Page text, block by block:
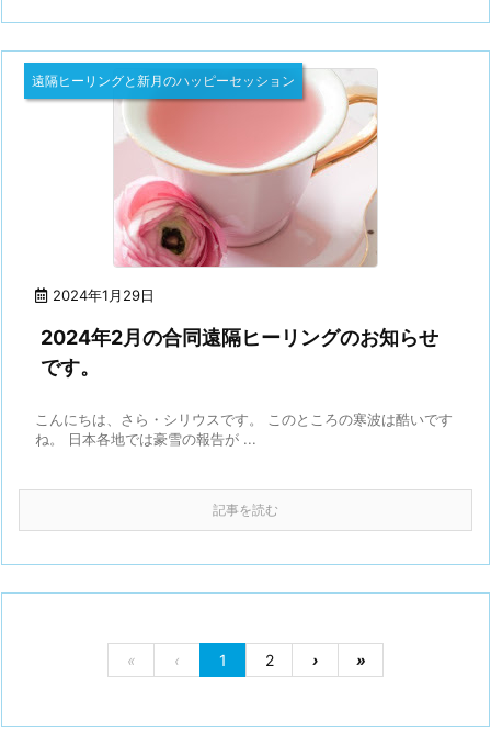
2024年1月29日
遠隔ヒーリングと新月のハッピーセッション
2024年2月の合同遠隔ヒーリングのお知らせ
です。
こんにちは、さら・シリウスです。 このところの寒波は酷いです
ね。 日本各地では豪雪の報告が ...
記事を読む
« ‹ 1 2 › »